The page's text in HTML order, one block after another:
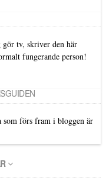
gör tv, skriver den här
fungerande person!
som förs fram i bloggen är